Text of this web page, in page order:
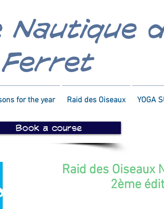
Nautique
Ferret
for the year Raid des Oiseaux YOGA
Book a course
Raid des Oiseaux
2ème